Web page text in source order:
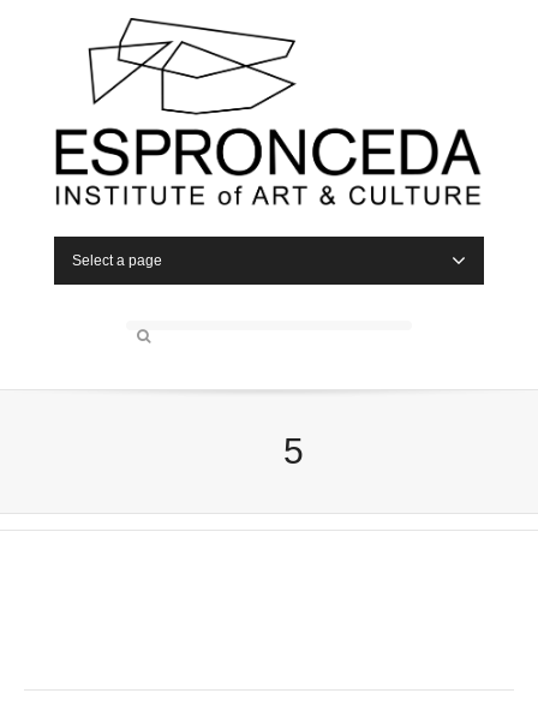
Select a page
5